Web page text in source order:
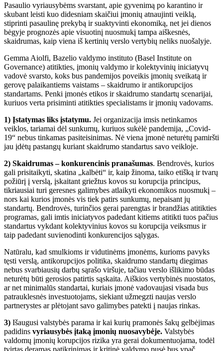
Pasaulio vyriausybėms svarstant, apie gyvenimą po karantino ir
skubant leisti kuo didesniam skaičiui įmonių atnaujinti veiklą,
stiprinti pasaulinę prekybą ir suaktyvinti ekonomiką, net jei dienos
bėgyje prognozės apie visuotinį nuosmukį tampa aiškesnės,
skaidrumas, kaip viena iš kertinių verslo vertybių neliks nuošalyje.
Gemma Aiolfi, Bazelio valdymo instituto (Basel Institute on
Governance) atitikties, įmonių valdymo ir kolektyvinių iniciatyvų
vadovė svarsto, koks bus pandemijos poveikis įmonių sveikatą ir
gerovę palaikantiems vaistams – skaidrumo ir antikorupcijos
standartams. Penki įmonės etikos ir skaidrumo standartų scenarijai,
kuriuos verta prisiminti atitikties specialistams ir įmonių vadovams.
1) Įstatymas liks įstatymu. Jei organizacija imsis netinkamos
veiklos, tariamai dėl sunkumų, kuriuos sukėlė pandemija, „Covid-
19“ nebus tinkamas pasiteisinimas. Nė viena įmonė neturėtų pamiršti
jau įdėtų pastangų kuriant skaidrumo standartus savo veikloje.
2) Skaidrumas – konkurencinis pranašumas. Bendrovės, kurios
gali prisitaikyti, skatina „kalbėti“ ir, kaip žinoma, taiko etišką ir tvarų
požiūrį į verslą, įskaitant griežtus kovos su korupcija principus,
tikriausiai turi geresnes galimybes atlaikyti ekonomikos nuosmukį –
nors kai kurios įmonės vis tiek patirs sunkumų, nepaisant jų
standartų. Bendrovės, turinčios gerai parengtas ir brandžias atitikties
programas, gali imtis iniciatyvos padedant kitiems atitikti tuos pačius
standartus vykdant kolektyvinius kovos su korupcija veiksmus ir
taip padedant suvienodinti konkurencijos sąlygas.
Natūralu, kad smulkioms ir vidutinėms įmonėms, kurioms pavyks
tęsti verslą, antikorupcijos politika, skaidrumo standartų diegimas
nebus svarbiausių darbų sąrašo viršuje, tačiau verslo išlikimo būdas
neturėtų būti gerosios patirtis sąskaita. Aiškios vertybinės nuostatos,
ar net minimalūs standartai, kuriais įmonė vadovaujasi visada bus
patrauklesnės investuotojams, siekiant užmegzti naujas verslo
partnerystes ar plėtojant savo galimybes patekti į naujas rinkas.
3) Išaugusi valstybės parama ir kai kurių pramonės šakų gelbėjimas
padidins vyriausybės įtaką įmonių nuosavybėje. Valstybės
valdomų įmonių korupcijos rizika yra gerai dokumentuojama, todėl
tvirtas deramas patikrinimas ir kritinė valdymo pusė bus ypač